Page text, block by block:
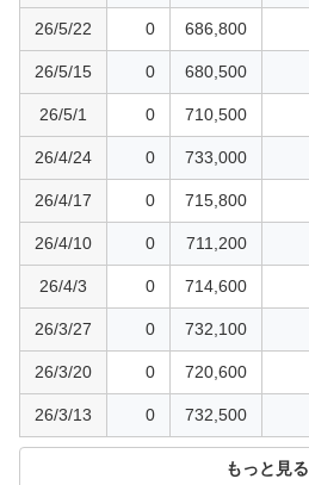
26/5/22 0 686,800
26/5/15 0 680,500
26/5/1 0 710,500
26/4/24 0 733,000
26/4/17 0 715,800
26/4/10 0 711,200
26/4/3 0 714,600
26/3/27 0 732,100
26/3/20 0 720,600
26/3/13 0 732,500
もっと見る